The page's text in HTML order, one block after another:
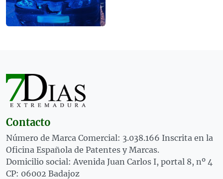
Contacto
Número de Marca Comercial: 3.038.166 Inscrita en la
Oficina Española de Patentes y Marcas.
Domicilio social: Avenida Juan Carlos I, portal 8, nº 4
CP: 06002 Badajoz